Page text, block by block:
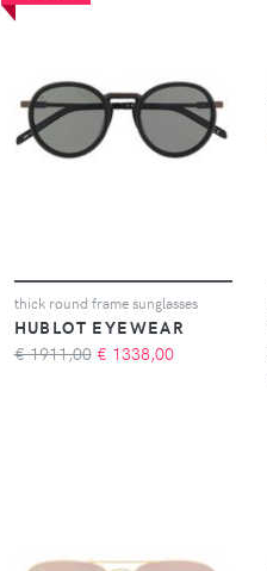
thick round frame sunglasses
HUBLOT EYEWEAR
€ 1911,00 € 1338,00